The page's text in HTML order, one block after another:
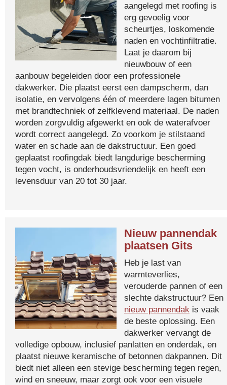
aangelegd met roofing is
erg gevoelig voor
scheurtjes, loskomende
naden en vochtinfiltratie.
Laat je daarom bij
nieuwbouw of een
aanbouw begeleiden door een professionele
dakwerker. Die plaatst eerst een dampscherm, dan
isolatie, en vervolgens één of meerdere lagen bitumen
met brandtechniek of zelfklevend materiaal. De naden
worden zorgvuldig afgewerkt en ook de waterafvoer
wordt correct aangelegd. Zo voorkom je stilstaand
water en schade aan de dakstructuur. Een goed
geplaatst roofingdak biedt langdurige bescherming
tegen vocht, is onderhoudsvriendelijk en heeft een
levensduur van 20 tot 30 jaar.
Nieuw pannendak
plaatsen Gits
Heb je last van
warmteverlies,
verouderde pannen of een
slechte dakstructuur? Een
nieuw pannendak is vaak
de beste oplossing. Een
dakwerker vervangt de
volledige opbouw, inclusief panlatten en onderdak, en
plaatst nieuwe keramische of betonnen dakpannen. Dit
biedt niet alleen een stevige bescherming tegen regen,
wind en sneeuw, maar zorgt ook voor een visuele